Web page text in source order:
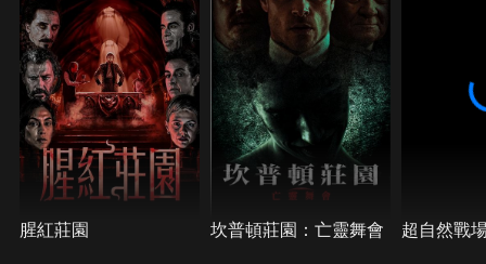
腥紅莊園 坎普頓莊園：亡靈舞會 超自然戰